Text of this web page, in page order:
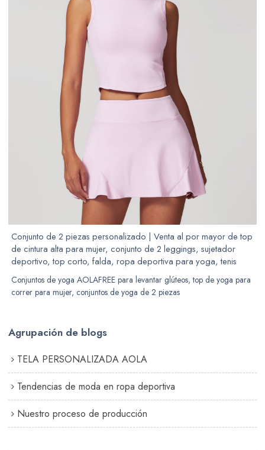
Conjunto de 2 piezas personalizado | Venta al por mayor de top
de cintura alta para mujer, conjunto de 2 leggings, sujetador
deportivo, top corto, falda, ropa deportiva para yoga, tenis
Conjuntos de yoga AOLAFREE para levantar glúteos, top de yoga para
correr para mujer, conjuntos de yoga de 2 piezas
Agrupación de blogs
TELA PERSONALIZADA AOLA
Tendencias de moda en ropa deportiva
Nuestro proceso de producción